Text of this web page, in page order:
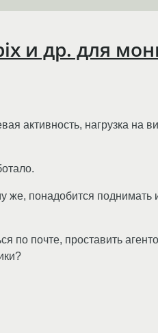
и др. для
активность, нагрузка на
же, понадобится
по почте, проставить